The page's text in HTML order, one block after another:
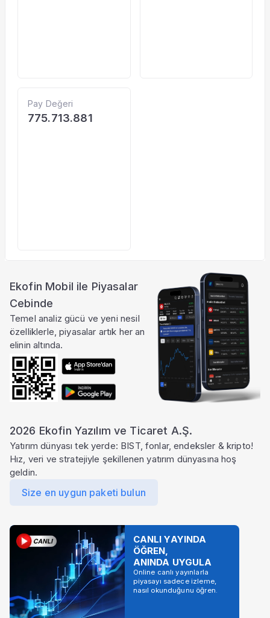
Pay Değeri
775.713.881
Ekofin Mobil ile Piyasalar
Cebinde
Temel analiz gücü ve yeni nesil
özelliklerle, piyasalar artık her an
elinin altında.
2026 Ekofin Yazılım ve Ticaret A.Ş.
Yatırım dünyası tek yerde: BIST, fonlar, endeksler & kripto!
Hız, veri ve stratejiyle şekillenen yatırım dünyasına hoş
geldin.
Size en uygun paketi bulun
CANLI YAYINDA
ÖĞREN,
ANINDA UYGULA
Online canlı yayınlarla
piyasayı sadece izleme,
nasıl okunduğunu öğren.